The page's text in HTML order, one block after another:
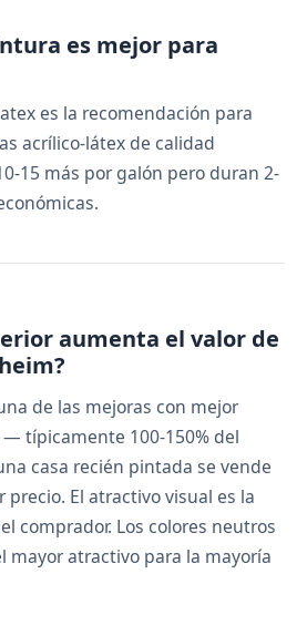
es mejor para
es la recomendación para
acrílico-látex de calidad
15 más por galón pero duran 2-
aumenta el valor de
de las mejoras con mejor
típicamente 100-150% del
casa recién pintada se vende
precio. El atractivo visual es la
comprador. Los colores neutros
mayor atractivo para la mayoría